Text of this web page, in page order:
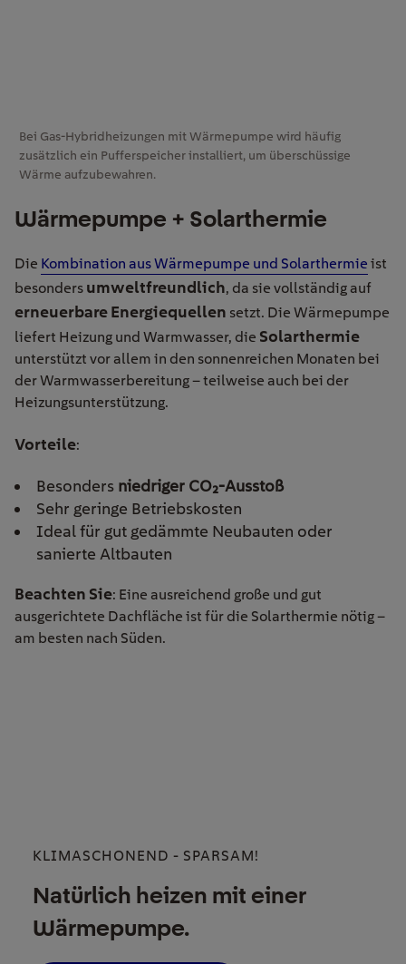
Bei Gas-Hybridheizungen mit Wärmepumpe wird häufig
zusätzlich ein Pufferspeicher installiert, um überschüssige
Wärme aufzubewahren.
Wärmepumpe + Solarthermie
Die Kombination aus Wärmepumpe und Solarthermie ist
besonders umweltfreundlich, da sie vollständig auf
erneuerbare Energiequellen setzt. Die Wärmepumpe
liefert Heizung und Warmwasser, die Solarthermie
unterstützt vor allem in den sonnenreichen Monaten bei
der Warmwasserbereitung – teilweise auch bei der
Heizungsunterstützung.
Vorteile:
Besonders niedriger CO₂-Ausstoß
Sehr geringe Betriebskosten
Ideal für gut gedämmte Neubauten oder
sanierte Altbauten
Beachten Sie: Eine ausreichend große und gut
ausgerichtete Dachfläche ist für die Solarthermie nötig –
am besten nach Süden.
KLIMASCHONEND - SPARSAM!
Natürlich heizen mit einer
Wärmepumpe.